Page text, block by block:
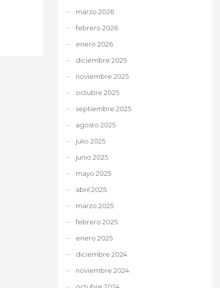
marzo 2026
febrero 2026
enero 2026
diciembre 2025
noviembre 2025
octubre 2025
septiembre 2025
agosto 2025
julio 2025
junio 2025
mayo 2025
abril 2025
marzo 2025
febrero 2025
enero 2025
diciembre 2024
noviembre 2024
octubre 2024